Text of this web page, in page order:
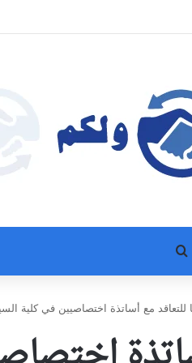
بحث عن
للتعاقد مع أساتذة اختصاصيين في كلية